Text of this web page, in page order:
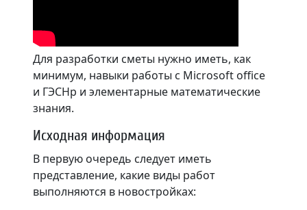
Для разработки сметы нужно иметь, как
минимум, навыки работы с Microsoft office
и ГЭСНр и элементарные математические
знания.
Исходная информация
В первую очередь следует иметь
представление, какие виды работ
выполняются в новостройках: